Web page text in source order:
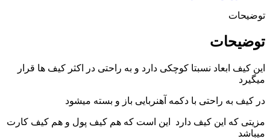
توضیحات
توضیحات
این کیف ابعاد نسبتا کوچکی دارد و به راحتی در اکثر کیف ها قرار
میگیرد
در کیف به راحتی با دکمه آهنربایی باز و بسته میشود
مزیتی که این کیف دارد این است که هم کیف پول و هم کیف کارت
میباشد